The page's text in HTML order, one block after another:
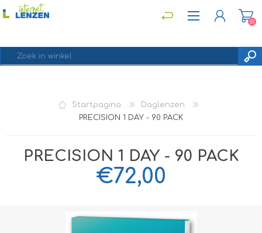
INLOGGEN
(0)
Startpagina
Daglenzen
PRECISION 1 DAY - 90 PACK
PRECISION 1 DAY - 90 PACK
€72,00